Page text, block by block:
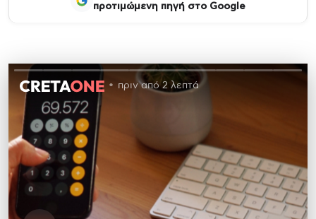
προτιμώμενη πηγή στο Google
πριν από 2 λεπτά